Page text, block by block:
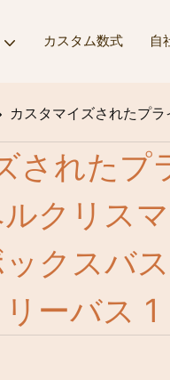
カスタム数式 自
カスタマイズされたプ